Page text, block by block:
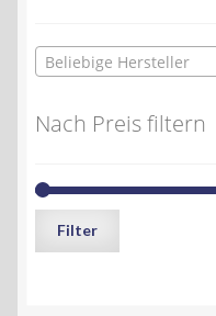
Beliebige Hersteller
Nach Preis filtern
Filter